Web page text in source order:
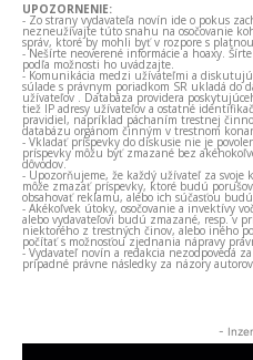
UPOZORNENIE:
- Zo strany vydavateľa novín ide o pokus
nezneužívajte túto snahu na osočovanie
správ, ktoré by mohli byť v rozpore s
- Nešírte neoverené informácie a hoaxy.
podľa možnosti ho uvádzajte.
- Komunikácia medzi užívateľmi a
súlade s právnym poriadkom SR ukladá do
užívateľov . Databáza providera
tiež IP adresy užívateľov a ostatné
pravidiel, napríklad páchaním trestnej
databázu orgánom činným v trestnom
- Vkladať príspevky do diskusie nie je
príspevky môžu byť zmazané bez
dôvodov.
- Upozorňujeme, že každý užívateľ za
môže zmazať príspevky, ktoré budú
obsahovať reklamu, alebo ich súčasťou
- Akékoľvek útoky, osočovanie a invektívy
alebo vydavateľovi budú zmazané, resp. v
niektorého z trestných činov, alebo iného
počítať s možnosťou zjednania nápravy
- Vydavateľ novín a redakcia nezodpovedá
prípadné právne následky za názory
-